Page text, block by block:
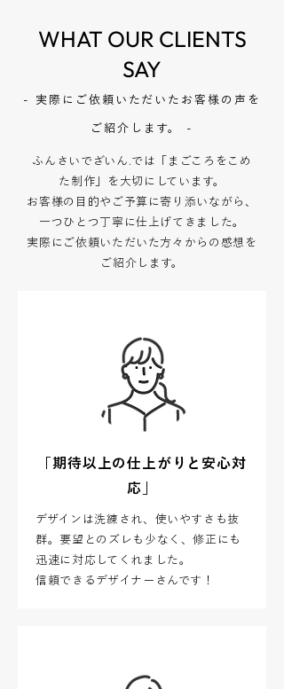
WHAT OUR CLIENTS
SAY
- 実際にご依頼いただいたお客様の声を
ご紹介します。 -
ふんさいでざいん.では「まごころをこめ
た制作」を大切にしています。
お客様の目的やご予算に寄り添いながら、
一つひとつ丁寧に仕上げてきました。
実際にご依頼いただいた方々からの感想を
ご紹介します。
「期待以上の仕上がりと安心対
応」
デザインは洗練され、使いやすさも抜
群。要望とのズレも少なく、修正にも
迅速に対応してくれました。
信頼できるデザイナーさんです！